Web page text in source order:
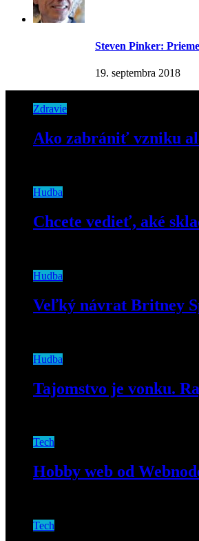
Steven Pinker:
19. septembra 2018
Zdravie
Ako zabrániť vzniku
Hudba
Chcete vedieť, aké
Hudba
Veľký návrat Britney
Hudba
Tajomstvo je vonku.
Tech
Hobby web od
Tech